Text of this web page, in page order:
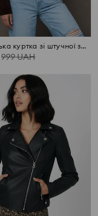
Байкерська куртка зі штучної замші з декоративними шипами
999UAH